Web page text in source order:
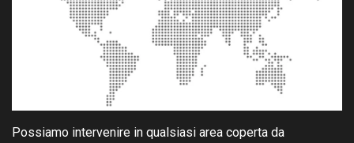
Possiamo intervenire in qualsiasi area coperta da